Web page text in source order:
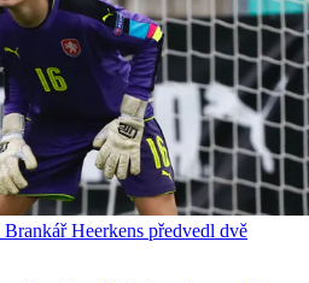
Heerkens předvedl dvě